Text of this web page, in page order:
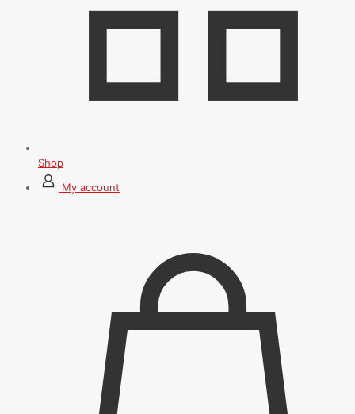
Shop
My account